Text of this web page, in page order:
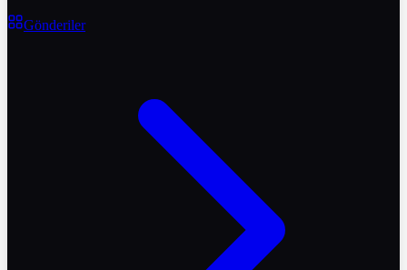
Gönderiler